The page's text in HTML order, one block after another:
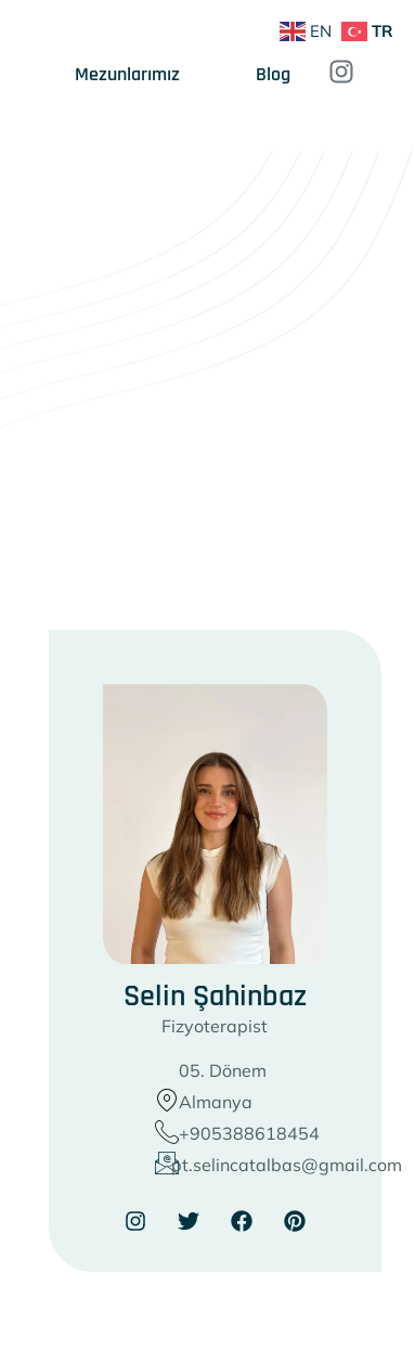
Mezunlarımız Blog
Selin Şahinbaz
Fizyoterapist
05. Dönem
Almanya
+905388618454
pt.selincatalbas@gmail.com
EN TR